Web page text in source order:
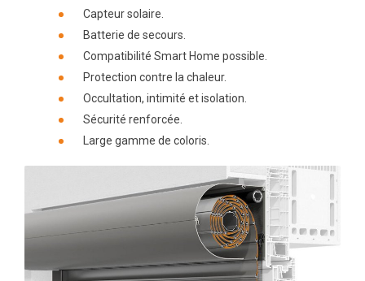
Capteur solaire.
Batterie de secours.
Compatibilité Smart Home possible.
Protection contre la chaleur.
Occultation, intimité et isolation.
Sécurité renforcée.
Large gamme de coloris.